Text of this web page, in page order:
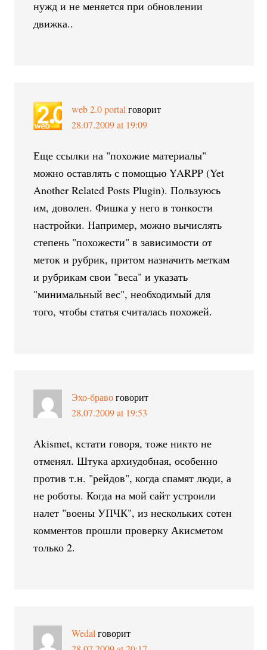
нужд и не меняется при обновлении
движка..
web 2.0 portal говорит
28.07.2009 at 19:09
Еще ссылки на "похожие материалы"
можно оставлять с помощью YARPP (Yet
Another Related Posts Plugin). Пользуюсь
им, доволен. Фишка у него в тонкости
настройки. Например, можно вычислять
степень "похожести" в зависимости от
меток и рубрик, притом назначить меткам
и рубрикам свои "веса" и указать
"минимальный вес", необходимый для
того, чтобы статья считалась похожей.
Эхо-браво говорит
28.07.2009 at 19:53
Akismet, кстати говоря, тоже никто не
отменял. Штука архиудобная, особенно
против т.н. "рейдов", когда спамят люди, а
не роботы. Когда на мой сайт устроили
налет "воены УПЧК", из нескольких сотен
комментов прошли проверку Акисметом
только 2.
Wedal говорит